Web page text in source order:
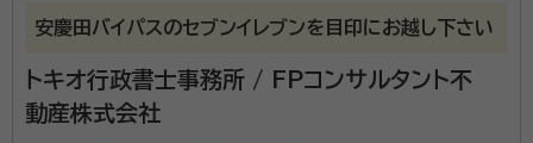
本村 祥子(モトムラ ショウコ)
行政書士
るま市に移転
事務所口コミ（抜粋）：
安慶田バイパスのセブンイレブンを目印にお越し下さい
トキオ行政書士事務所 / FPコンサルタント不
動産株式会社